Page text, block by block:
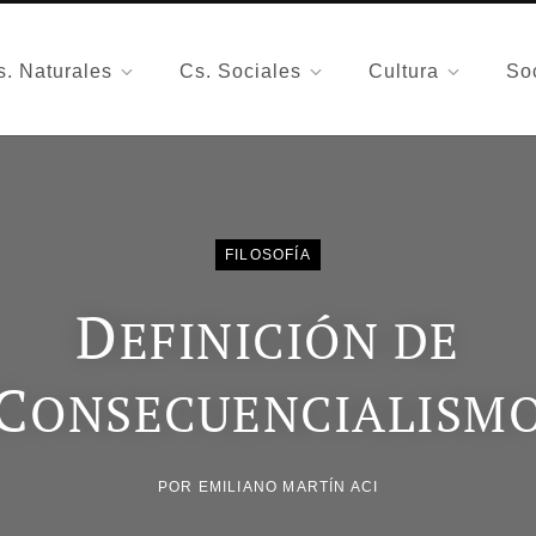
Naturales Cs. Sociales Cultura
FILOSOFÍA
DEFINICIÓN DE
POR EMILIANO MARTÍN ACI